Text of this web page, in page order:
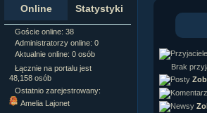
Online Statystyki
Goście online: 38
Administratorzy online: 0
Aktualnie online: 0 osób
Łącznie na portalu jest
48,158 osób
Ostatnio zarejestrowany:
Amelia Lajonet
Napisanych
Zdjęć w galerii:
Tematów na forum:
Postów na forum:
Komentarzy do
222,019
Rozdanych
Brak